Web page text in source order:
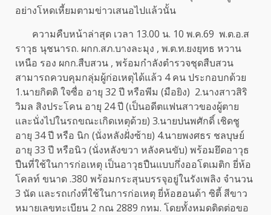
อย่างโหดเหี้ยมตามข่าวเสนอไปแล้วนั้น
ความคืบหน้าล่าสุด เวลา 13.00 น. 10 พ.ค.69 พ.ต.อ.ส
ราวุธ นุชนารถ. ผกก.สภ.บางละมุง , พ.ต.ท.ยงยุทธ หวาน
เหนือ รอง ผกก.สืบสวน , พร้อมกำลังตำรวจชุดสืบสวน
สามารถควบคุมกลุ่มผู้ก่อเหตุได้แล้ว 4 คน ประกอบกด้วย
1.นายกิตติ ใจซื่อ อายุ 32 ปี หรือพีม (มือยิง) 2.นางสาวสิริ
วิมล สิงประโคน อายุ 24 ปี (เป็นอดีตแฟนสาวของผู้ตาย
และนั่งไปในรถขณะเกิดเหตุด้วย) 3.นายปนพศักดิ์ เชิดชู
อายุ 34 ปี หรือ นิก (นั่งหลังฝั่งซ้าย) 4.นายพงศธร ชลบุษย์
อายุ 33 ปี หรือนิว (นั่งหลังขวา หลังคนขับ) พร้อมยึดอาวุธ
ปืนที่ใช้ในการก่อเหตุ เป็นอาวุธปืนแบบกึ่งออโตเมติก ยี่ห้อ
โคลท์ ขนาด .380 พร้อมกระสุนบรรจุอยู่ในรังเพลิง จำนวน
3 นัด และรถเก๋งที่ใช้ในการก่อเหตุ ยี่ห้อฮอนด้า ซิตี้ สีขาว
หมายเลขทะเบียน 2 กณ 2889 กทม. โดยทั้งหมดติดต่อขอ